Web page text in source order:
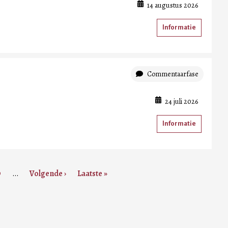
14 augustus 2026
Informatie
Commentaarfase
24 juli 2026
Informatie
…
Volgende
Volgende ›
Laatste
Laatste »